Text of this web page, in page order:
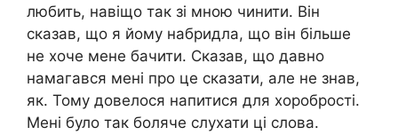
любить, навіщо так зі мною чинити. Він
сказав, що я йому набридла, що він більше
не хоче мене бачити. Сказав, що давно
намагався мені про це сказати, але не знав,
як. Тому довелося напитися для хоробрості.
Мені було так боляче слухати ці слова.